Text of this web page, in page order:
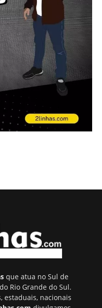
que atua no Sul de
Rio Grande do Sul.
estaduais, nacionais